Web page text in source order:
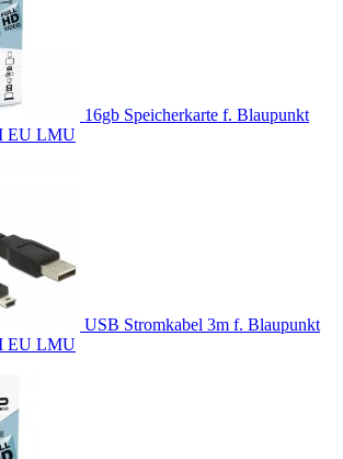
16gb Speicherkarte f. Blaupunkt
EU LMU
USB Stromkabel 3m f. Blaupunkt
EU LMU